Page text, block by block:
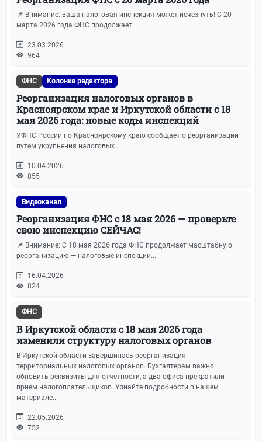
Налог на имущество
Спецрежимы (УСН, ЕСХН, Патенты)
Охрана труда
Бухгалтерская отчетность
ЕГРЮЛ и ЕГРИП
Машиночитаемые доверенности
АУСН
Транспортный налог
ЭДО
Воинский учёт
📌 Внимание: ваша налоговая инспекция может исчезнуть! С 20
марта 2026 года ФНС продолжает...
23.03.2026
964
ФНС Колонка редактора
Реорганизация налоговых органов в
Красноярском крае и Иркутской области с 18
мая 2026 года: новые коды инспекций
УФНС России по Красноярскому краю сообщает о реорганизации
путем укрупнения налоговых...
10.04.2026
855
Видеоканал
Реорганизация ФНС с 18 мая 2026 — проверьте
свою инспекцию СЕЙЧАС!
📌 Внимание: С 18 мая 2026 года ФНС продолжает масштабную
реорганизацию — налоговые инспекции...
16.04.2026
824
ФНС
В Иркутской области с 18 мая 2026 года
изменили структуру налоговых органов
В Иркутской области завершилась реорганизация
территориальных налоговых органов. Бухгалтерам важно
обновить реквизиты для отчетности, а два офиса прекратили
прием налогоплательщиков. Узнайте подробности в нашем
материале...
22.05.2026
752